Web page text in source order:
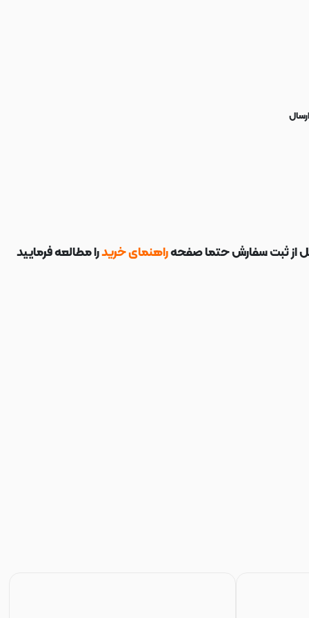
ارسال
از ثبت سفارش حتما صفحهراهنمای خریدرا مطالعه فرمایید